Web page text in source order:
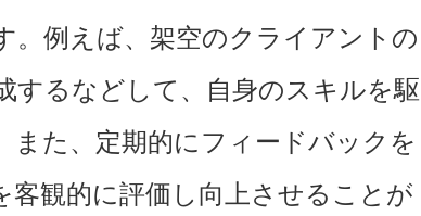
。例えば、架空のクライアントの
するなどして、自身のスキルを駆
また、定期的にフィードバックを
客観的に評価し向上させることが